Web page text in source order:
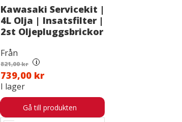
Kawasaki Servicekit |
4L Olja | Insatsfilter |
2st Oljepluggsbrickor
Från
821,00 kr i
739,00 kr
I lager
Gå till produkten